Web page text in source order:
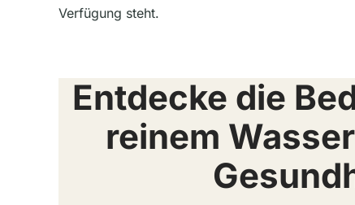
Verfügung steht.
Entdecke die
reinem